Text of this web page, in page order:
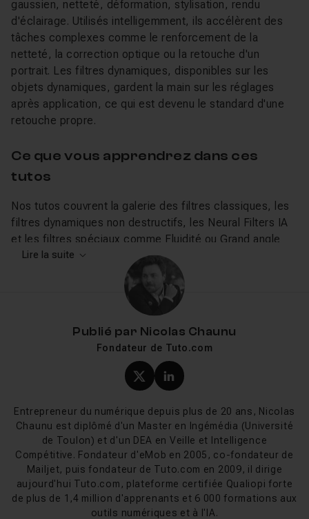
gaussien, netteté, déformation, stylisation, rendu
d'éclairage. Utilisés intelligemment, ils accélèrent des
tâches complexes comme le renforcement de la
netteté, la correction optique ou la retouche d'un
portrait. Les filtres dynamiques, disponibles sur les
objets dynamiques, gardent la main sur les réglages
après application, ce qui est devenu le standard d'une
retouche propre.
Ce que vous apprendrez dans ces
tutos
Nos tutos couvrent la galerie des filtres classiques, les
filtres dynamiques non destructifs, les Neural Filters IA
et les filtres spéciaux comme Fluidité ou Grand angle
adaptatif. Olivier Krakus détaille les filtres paramétriques
et la correction de l'objectif. Julien Pons montre
calques
et filtres pour garder le
contrôle. Pour aller plus loin, explorez les
usages IA dans Photoshop, ou revenez à la
catégorie Photoshop complète.
Comment appliquer un filtre dans Photoshop
?
Voir
Qu'est-ce qu'un Neural Filter et comment y
accéder ?
Lire la suite
Publié par Nicolas Chaunu
Fondateur de Tuto.com
Profil X (twitter) de
Profil LinkedIn de
Entrepreneur du numérique depuis plus de 20 ans, Nicolas
Chaunu est diplômé d'un Master en Ingémédia (Université
de Toulon) et d'un DEA en Veille et Intelligence
Compétitive. Fondateur d'eMob en 2005, co-fondateur de
Mailjet, puis fondateur de Tuto.com en 2009, il dirige
aujourd'hui Tuto.com, plateforme certifiée Qualiopi forte
de plus de 1,4 million d'apprenants et 6 000 formations aux
outils numériques et à l'IA.